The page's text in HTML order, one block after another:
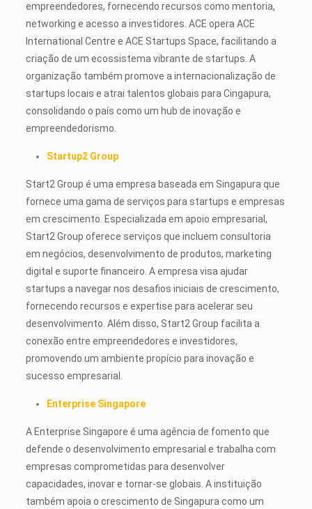
empreendedores, fornecendo recursos como mentoria,
networking e acesso a investidores. ACE opera ACE
International Centre e ACE Startups Space, facilitando a
criação de um ecossistema vibrante de startups. A
organização também promove a internacionalização de
startups locais e atrai talentos globais para Cingapura,
consolidando o país como um hub de inovação e
empreendedorismo.
Startup2 Group
Start2 Group é uma empresa baseada em Singapura que
fornece uma gama de serviços para startups e empresas
em crescimento. Especializada em apoio empresarial,
Start2 Group oferece serviços que incluem consultoria
em negócios, desenvolvimento de produtos, marketing
digital e suporte financeiro. A empresa visa ajudar
startups a navegar nos desafios iniciais de crescimento,
fornecendo recursos e expertise para acelerar seu
desenvolvimento. Além disso, Start2 Group facilita a
conexão entre empreendedores e investidores,
promovendo um ambiente propício para inovação e
sucesso empresarial.
Enterprise Singapore
A Enterprise Singapore é uma agência de fomento que
defende o desenvolvimento empresarial e trabalha com
empresas comprometidas para desenvolver
capacidades, inovar e tornar-se globais. A instituição
também apoia o crescimento de Singapura como um